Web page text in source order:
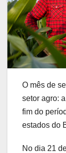
O mês de
setor agro:
fim do
estados do
No dia 21